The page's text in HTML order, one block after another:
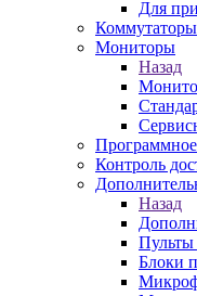
Для
Коммутаторы
Мониторы
Назад
Контроль
Назад
Пульты
Блоки